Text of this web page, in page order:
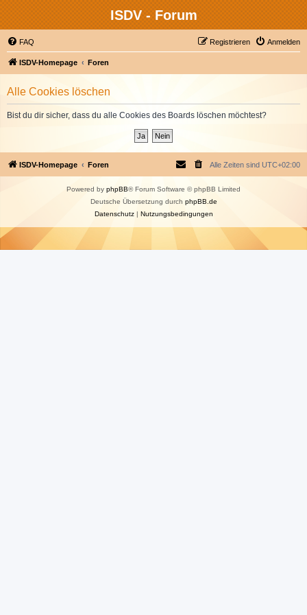
ISDV - Forum
FAQ Anmelden
Registrieren
ISDV-Homepage Foren
Alle Cookies löschen
Bist du dir sicher, dass du alle Cookies des Boards löschen möchtest?
ISDV-Homepage Foren Alle Zeiten sind UTC+02:00
Powered by phpBB® Forum Software © phpBB Limited
Deutsche Übersetzung durch phpBB.de
Datenschutz| Nutzungsbedingungen